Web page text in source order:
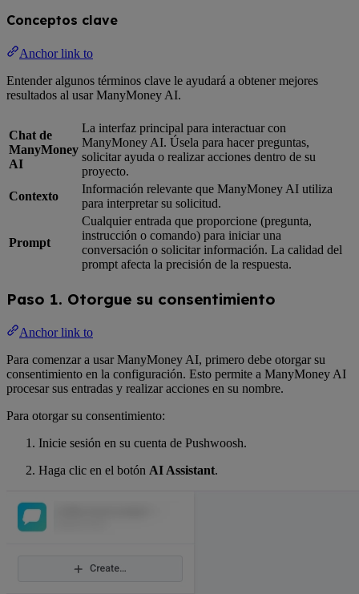
Conceptos clave
Anchor link to
Entender algunos términos clave le ayudará a obtener mejores
resultados al usar ManyMoney AI.
Chat de
ManyMoney
AI
La interfaz principal para interactuar con
ManyMoney AI. Úsela para hacer preguntas,
solicitar ayuda o realizar acciones dentro de su
proyecto.
Contexto
Información relevante que ManyMoney AI utiliza
para interpretar su solicitud.
Prompt
Cualquier entrada que proporcione (pregunta,
instrucción o comando) para iniciar una
conversación o solicitar información. La calidad del
prompt afecta la precisión de la respuesta.
Paso 1. Otorgue su consentimiento
Anchor link to
Para comenzar a usar ManyMoney AI, primero debe otorgar su
consentimiento en la configuración. Esto permite a ManyMoney AI
procesar sus entradas y realizar acciones en su nombre.
Para otorgar su consentimiento:
Inicie sesión en su cuenta de Pushwoosh.
Haga clic en el botón AI Assistant.